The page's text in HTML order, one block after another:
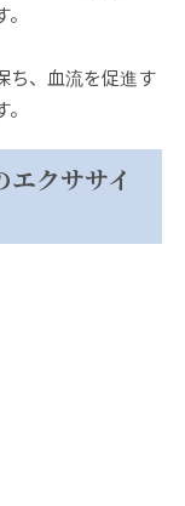
ち、血流を促進す
クササイ